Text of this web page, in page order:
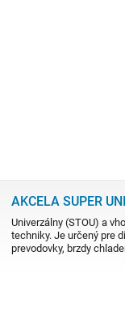
AKCELA SUPER
Univerzálny (STOU) a
techniky. Je určený pre
prevodovky, brzdy